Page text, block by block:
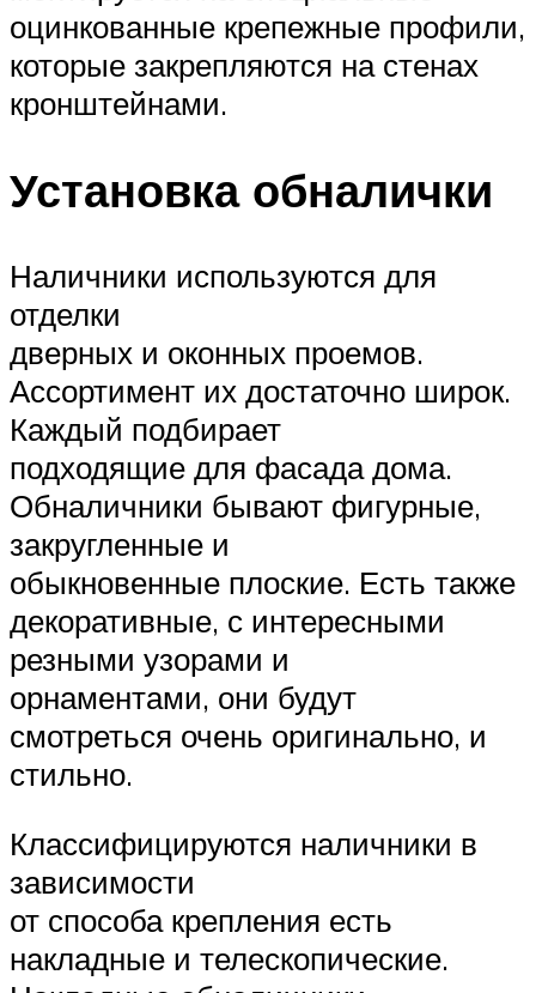
оцинкованные крепежные профили,
которые закрепляются на стенах
кронштейнами.
Установка обналички
Наличники используются для
отделки
дверных и оконных проемов.
Ассортимент их достаточно широк.
Каждый подбирает
подходящие для фасада дома.
Обналичники бывают фигурные,
закругленные и
обыкновенные плоские. Есть также
декоративные, с интересными
резными узорами и
орнаментами, они будут
смотреться очень оригинально, и
стильно.
Классифицируются наличники в
зависимости
от способа крепления есть
накладные и телескопические.